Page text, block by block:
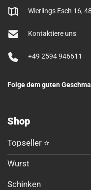
Wierlings Esch 16,
Kontaktiere uns
+49 2594 946611
Folge dem guten
Shop
Topseller ⭐
Wurst
Schinken